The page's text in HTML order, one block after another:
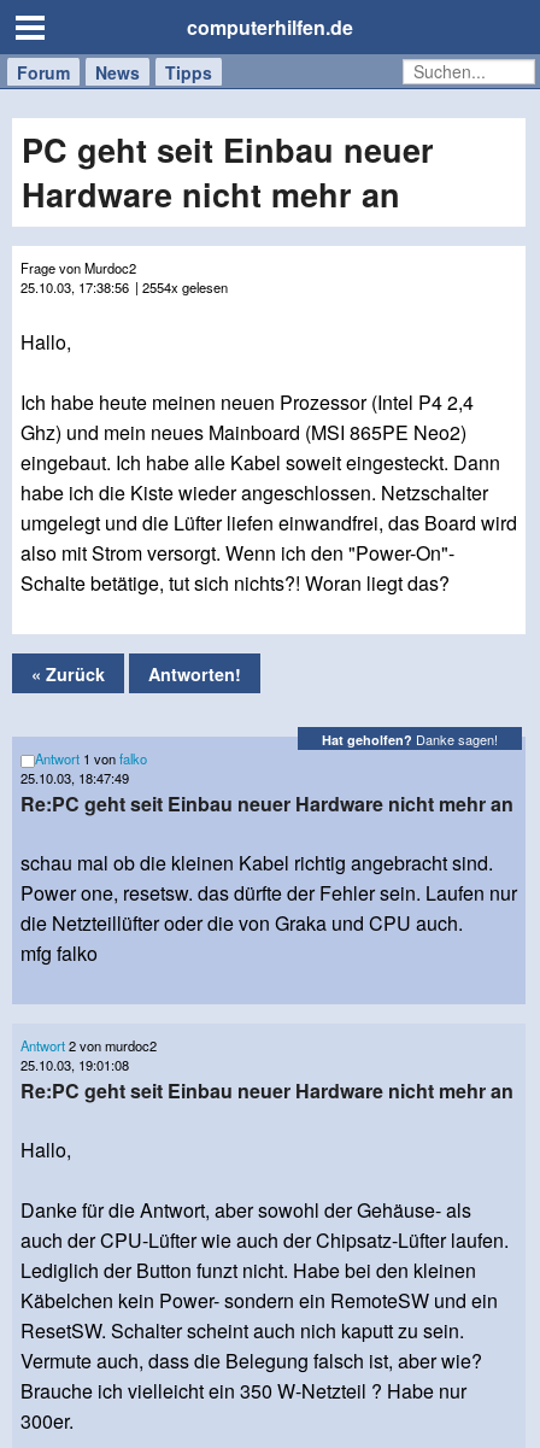
computerhilfen.de
Forum News Tipps
Handy
Tablet
Windows
Mac
PC geht seit Einbau neuer
Hardware nicht mehr an
Frage von Murdoc2
25.10.03, 17:38:56 | 2554x gelesen
Hallo,
Ich habe heute meinen neuen Prozessor (Intel P4 2,4
Ghz) und mein neues Mainboard (MSI 865PE Neo2)
eingebaut. Ich habe alle Kabel soweit eingesteckt. Dann
habe ich die Kiste wieder angeschlossen. Netzschalter
umgelegt und die Lüfter liefen einwandfrei, das Board wird
also mit Strom versorgt. Wenn ich den "Power-On"-
Schalte betätige, tut sich nichts?! Woran liegt das?
« Zurück Antworten!
Hat geholfen? Danke sagen!
Antwort 1 vonfalko
25.10.03, 18:47:49
Re:PC geht seit Einbau neuer Hardware nicht mehr an
schau mal ob die kleinen Kabel richtig angebracht sind.
Power one, resetsw. das dürfte der Fehler sein. Laufen nur
die Netzteillüfter oder die von Graka und CPU auch.
mfg falko
Antwort2 von murdoc2
25.10.03, 19:01:08
Re:PC geht seit Einbau neuer Hardware nicht mehr an
Hallo,
Danke für die Antwort, aber sowohl der Gehäuse- als
auch der CPU-Lüfter wie auch der Chipsatz-Lüfter laufen.
Lediglich der Button funzt nicht. Habe bei den kleinen
Käbelchen kein Power- sondern ein RemoteSW und ein
ResetSW. Schalter scheint auch nich kaputt zu sein.
Vermute auch, dass die Belegung falsch ist, aber wie?
Brauche ich vielleicht ein 350 W-Netzteil ? Habe nur
300er.